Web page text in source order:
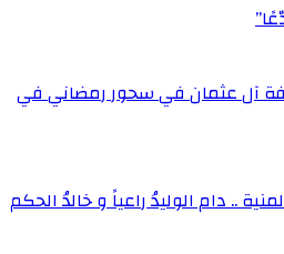
آل عثمان في سحور رمضاني في
.. دام الوليدُ راعياً و خالدُ الحكم